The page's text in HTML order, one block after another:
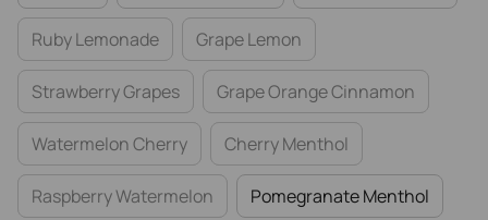
Ruby Lemonade Grape Lemon
Strawberry Grapes Grape Orange Cinnamon
Watermelon Cherry Cherry Menthol
Raspberry Watermelon Pomegranate Menthol